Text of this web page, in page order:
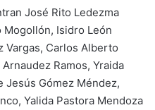
José Rito Ledezma
Mogollón, Isidro León
Vargas, Carlos Alberto
Ramos, Yraida
Jesús Gómez Méndez,
Yalida Pastora Mendoza